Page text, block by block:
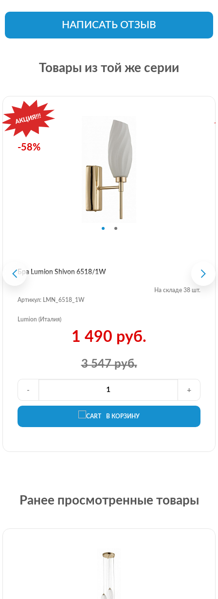
НАПИСАТЬ ОТЗЫВ
Товары из той же серии
-58%
Бра Lumion Shivon 6518/1W
На складе 38 шт.
Артикул: LMN_6518_1W
Lumion (Италия)
3 547 руб.
1 490 руб.
В КОРЗИНУ
- +
Ранее просмотренные товары